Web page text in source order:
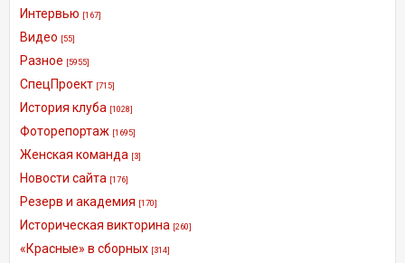
Интервью [167]
Видео [55]
Разное [5955]
СпецПроект [715]
История клуба [1028]
Фоторепортаж [1695]
Женская команда [3]
Новости сайта [176]
Резерв и академия [170]
Историческая викторина [260]
«Красные» в сборных [314]